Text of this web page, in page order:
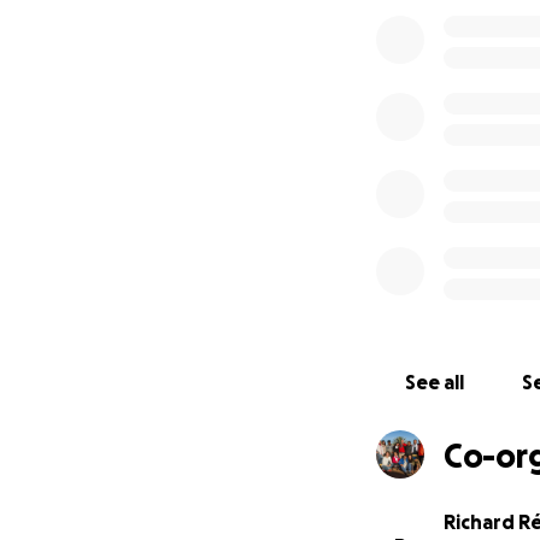
c'est à notre
Suivez-nous sur
See all
Co-
Richard